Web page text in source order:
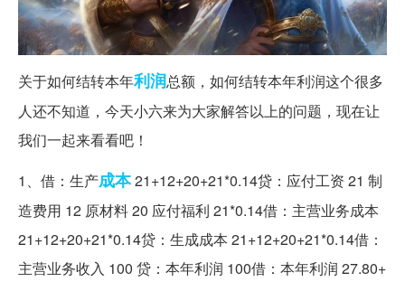
关于如何结转本年利润总额，如何结转本年利润这个很多
人还不知道，今天小六来为大家解答以上的问题，现在让
我们一起来看看吧！
1、借：生产成本21+12+20+21*0.14贷：应付工资 21 制
造费用 12 原材料 20 应付福利 21*0.14借：主营业务成本
21+12+20+21*0.14贷：生成成本 21+12+20+21*0.14借：
主营业务收入 100 贷：本年利润 100借：本年利润 27.80+